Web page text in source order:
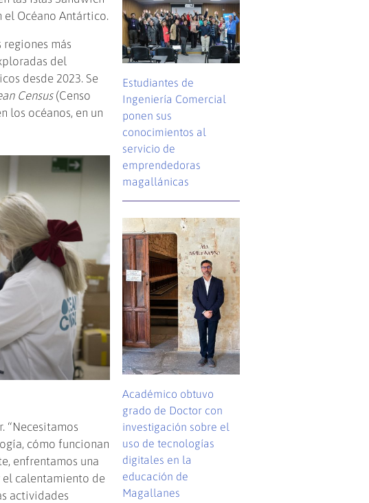
el Océano Antártico.
regiones más
del
desde 2023. Se
Census(Censo
los océanos, en un
“Necesitamos
cómo funcionan
enfrentamos una
calentamiento de
actividades
Estudiantes de
Ingeniería Comercial
ponen sus
conocimientos al
servicio de
emprendedoras
magallánicas
Académico obtuvo
grado de Doctor con
investigación sobre el
uso de tecnologías
digitales en la
educación de
Magallanes